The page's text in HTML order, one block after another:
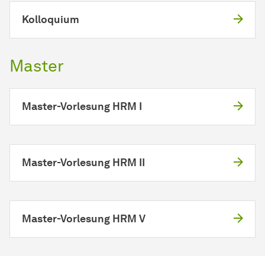
Kolloquium
Master
Master-Vorlesung HRM I
Master-Vorlesung HRM II
Master-Vorlesung HRM V